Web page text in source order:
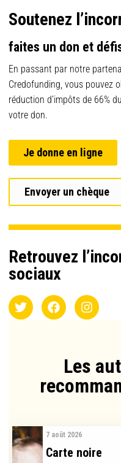
Soutenez
faites un don et
En passant par notre
Credofunding, vous pouvez
réduction d’impôts de 66%
votre don.
Je donne en ligne
Envoyer un chèque
Retrouvez
sociaux
Les
7 août 2026
Carte noire